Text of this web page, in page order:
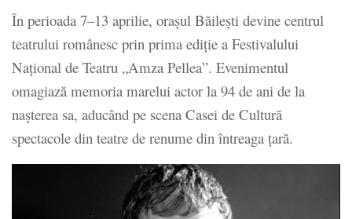
În perioada 7–13 aprilie, orașul Băilești devine centrul
teatrului românesc prin prima ediție a Festivalului
Național de Teatru „Amza Pellea”. Evenimentul
omagiază memoria marelui actor la 94 de ani de la
nașterea sa, aducând pe scena Casei de Cultură
spectacole din teatre de renume din întreaga țară.